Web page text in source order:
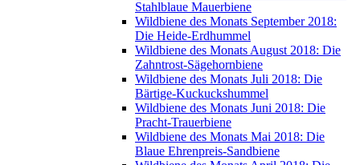
Stahlblaue Mauerbiene
Wildbiene des Monats September 2018:
Die Heide-Erdhummel
Wildbiene des Monats August 2018: Die
Zahntrost-Sägehornbiene
Wildbiene des Monats Juli 2018: Die
Bärtige-Kuckuckshummel
Wildbiene des Monats Juni 2018: Die
Pracht-Trauerbiene
Wildbiene des Monats Mai 2018: Die
Blaue Ehrenpreis-Sandbiene